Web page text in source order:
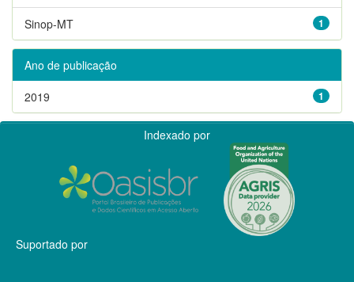
1
Sinop-MT
Ano de publicação
1
2019
Indexado por
Suportado por